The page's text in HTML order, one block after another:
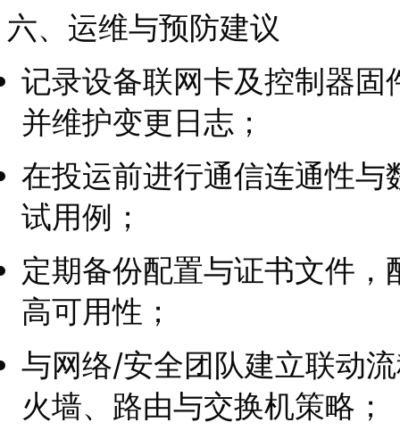
六、运维与预防建议
记录设备联网卡及控制器
并维护变更日志；
在投运前进行通信连通性
试用例；
定期备份配置与证书文件
高可用性；
与网络/安全团队建立联动
火墙、路由与交换机策略；